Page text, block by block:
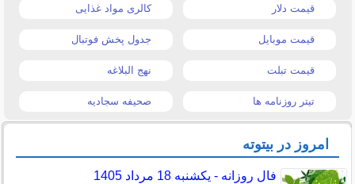
قیمت دلار کالری مواد غذایی
قیمت موبایل جدول پخش فوتبال
قیمت تبلت نهج البلاغه
تیتر روزنامه ها صحیفه سجادیه
امروز در بیتوته
فال روزانه - یکشنبه 18 مرداد 1405